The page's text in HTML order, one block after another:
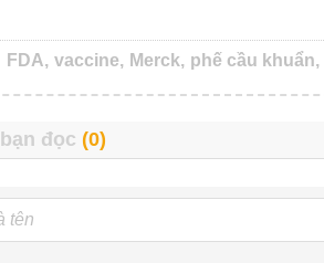
FDA, vaccine, Merck, phế cầu khuẩn,